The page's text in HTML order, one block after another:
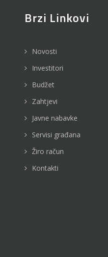
Brzi Linkovi
Novosti
Investitori
Budžet
Zahtjevi
Javne nabavke
Servisi građana
Žiro račun
Kontakti